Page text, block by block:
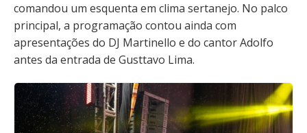
comandou um esquenta em clima sertanejo. No palco
principal, a programação contou ainda com
apresentações do DJ Martinello e do cantor Adolfo
antes da entrada de Gusttavo Lima.